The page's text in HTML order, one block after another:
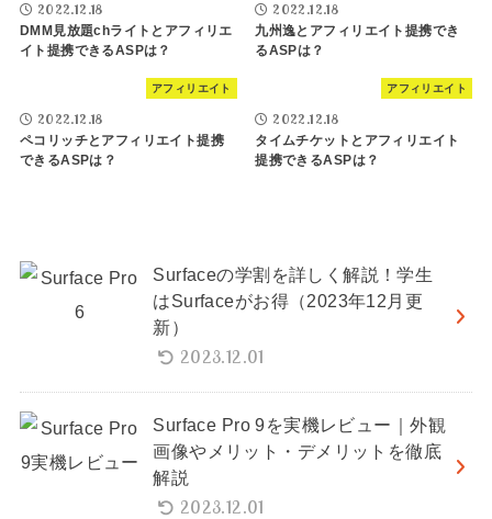
2022.12.18
DMM見放題chライトとアフィリエ
イト提携できるASPは？
2022.12.18
九州逸とアフィリエイト提携でき
るASPは？
アフィリエイト
2022.12.18
ペコリッチとアフィリエイト提携
できるASPは？
アフィリエイト
2022.12.18
タイムチケットとアフィリエイト
提携できるASPは？
Surfaceの学割を詳しく解説！学生
はSurfaceがお得（2023年12月更
新）
2023.12.01
Surface Pro 9を実機レビュー｜外観
画像やメリット・デメリットを徹底
解説
2023.12.01